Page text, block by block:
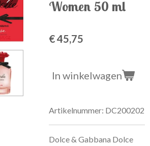
Women 50 ml
€ 45,75
In winkelwagen
Artikelnummer: DC200202
Dolce & Gabbana Dolce